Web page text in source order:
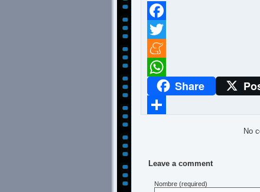
Facebook
Twitter
Meneame
WhatsAppShare
No
Leave a comment
Nombre (required)